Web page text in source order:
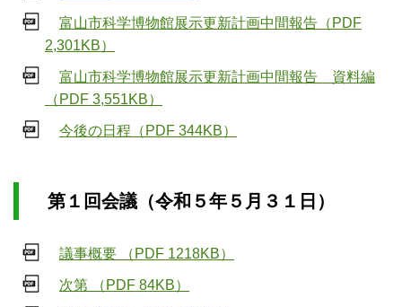
富山市科学博物館展示更新計画中間報告（PDF
2,301KB）
富山市科学博物館展示更新計画中間報告 資料編
（PDF 3,551KB）
今後の日程（PDF 344KB）
第１回会議（令和５年５月３１日）
議事概要 （PDF 1218KB）
次第 （PDF 84KB）